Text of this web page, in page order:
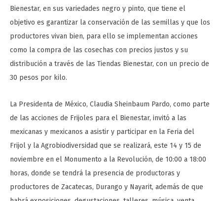
Bienestar, en sus variedades negro y pinto, que tiene el
objetivo es garantizar la conservación de las semillas y que los
productores vivan bien, para ello se implementan acciones
como la compra de las cosechas con precios justos y su
distribución a través de las Tiendas Bienestar, con un precio de
30 pesos por kilo.
La Presidenta de México, Claudia Sheinbaum Pardo, como parte
de las acciones de Frijoles para el Bienestar, invitó a las
mexicanas y mexicanos a asistir y participar en la Feria del
Frijol y la Agrobiodiversidad que se realizará, este 14 y 15 de
noviembre en el Monumento a la Revolución, de 10:00 a 18:00
horas, donde se tendrá la presencia de productoras y
productores de Zacatecas, Durango y Nayarit, además de que